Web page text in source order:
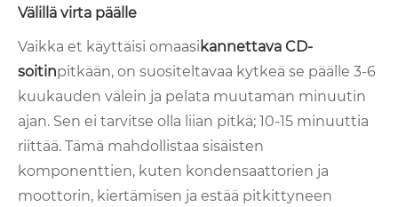
Välillä virta päälle
Vaikka et käyttäisi omaasi kannettava CD-
soitinpitkään, on suositeltavaa kytkeä se päälle 3-6
kuukauden välein ja pelata muutaman minuutin
ajan. Sen ei tarvitse olla liian pitkä; 10-15 minuuttia
riittää. Tämä mahdollistaa sisäisten
komponenttien, kuten kondensaattorien ja
moottorin, kiertämisen ja estää pitkittyneen